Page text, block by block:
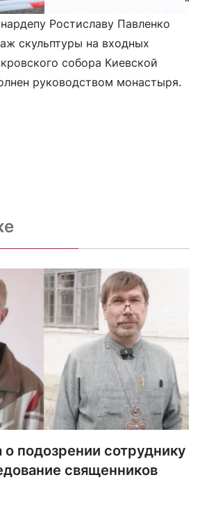
Ростиславу Павленко
скульптуры на входных
собора Киевской
руководством монастыря.
подозрении сотруднику
священников